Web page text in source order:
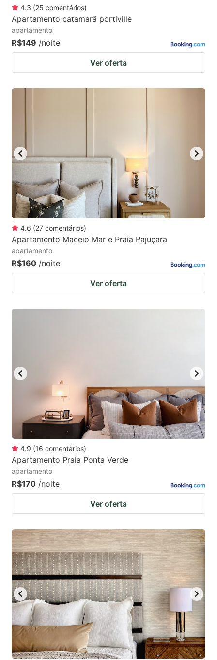
4.3 (25 comentários)
Apartamento catamarã portiville
apartamento
R$149 /noite
Ver oferta
4.6 (27 comentários)
Apartamento Maceio Mar e Praia Pajuçara
apartamento
R$160 /noite
Ver oferta
4.9 (16 comentários)
Apartamento Praia Ponta Verde
apartamento
R$170 /noite
Ver oferta